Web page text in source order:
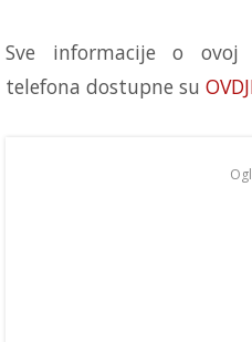
Sve informacije o
telefona dostupne su